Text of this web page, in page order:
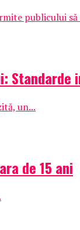
publicului să
un...
de 15 ani